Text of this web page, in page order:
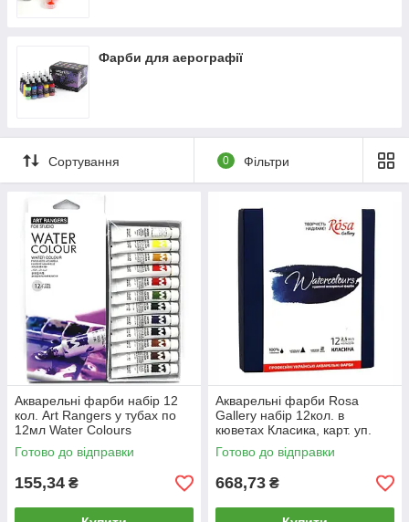
Фарби для аерографії
Сортування 0 Фільтри
Акварельні фарби набір 12
кол. Art Rangers у тубах по
12мл Water Colours
EW1212C-*
Готово до відправки
155,34 ₴
Акварельні фарби Rosa
Gallery набір 12кол. в
кюветах Класика, карт. уп.
340012
Готово до відправки
668,73 ₴